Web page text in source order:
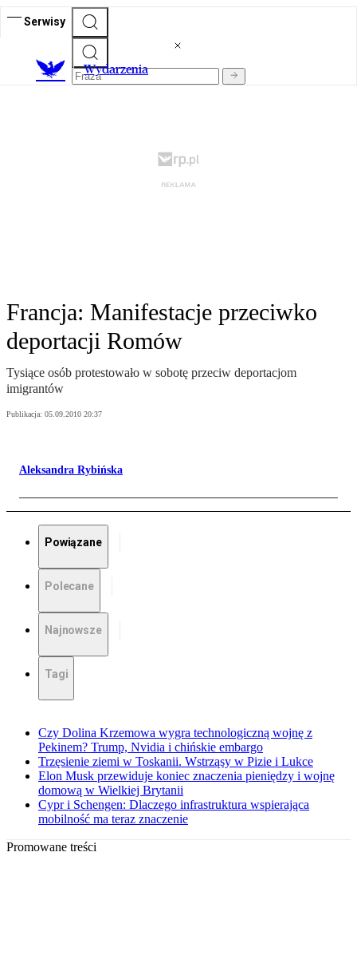
Serwisy
Wydarzenia
Francja: Manifestacje przeciwko
deportacji Romów
Tysiące osób protestowało w sobotę przeciw deportacjom
imigrantów
Publikacja: 05.09.2010 20:37
Aleksandra Rybińska
Powiązane
Polecane
Najnowsze
Tagi
Czy Dolina Krzemowa wygra technologiczną wojnę z
Pekinem? Trump, Nvidia i chińskie embargo
Trzęsienie ziemi w Toskanii. Wstrząsy w Pizie i Lukce
Elon Musk przewiduje koniec znaczenia pieniędzy i wojnę
domową w Wielkiej Brytanii
Cypr i Schengen: Dlaczego infrastruktura wspierająca
mobilność ma teraz znaczenie
Promowane treści